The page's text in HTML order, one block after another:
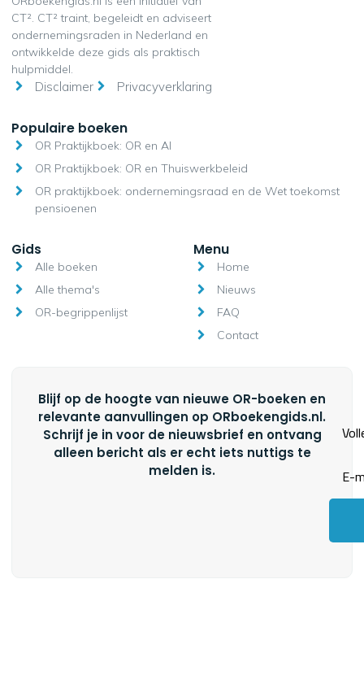
CT². CT² traint, begeleidt en adviseert
ondernemingsraden in Nederland en
ontwikkelde deze gids als praktisch
hulpmiddel.
Disclaimer Privacyverklaring
Populaire boeken
OR Praktijkboek: OR en AI
OR Praktijkboek: OR en Thuiswerkbeleid
OR praktijkboek: ondernemingsraad en de Wet toekomst
pensioenen
Gids
Alle boeken
Alle thema's
OR-begrippenlijst
Menu
Home
Nieuws
FAQ
Contact
Blijf op de hoogte van nieuwe OR-boeken en
relevante aanvullingen op ORboekengids.nl.
Schrijf je in voor de nieuwsbrief en ontvang
alleen bericht als er echt iets nuttigs te
melden is.